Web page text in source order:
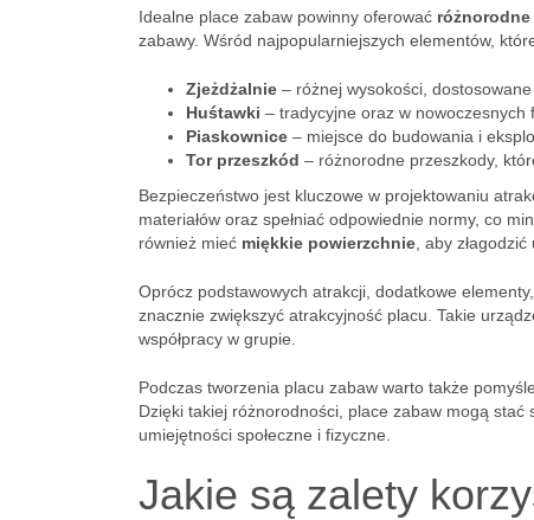
Idealne place zabaw powinny oferować
zabawy. Wśród najpopularniejszych elementów,
Zjeżdżalnie – różnej wysokości,
Huśtawki – tradycyjne oraz w nowoczesnych
Piaskownice – miejsce do budowania i
Tor przeszkód – różnorodne przeszkody,
Bezpieczeństwo jest kluczowe w projektowaniu
materiałów oraz spełniać odpowiednie normy, co
również mieć miękkie powierzchnie , aby złagodzić
Oprócz podstawowych atrakcji, dodatkowe
znacznie zwiększyć atrakcyjność placu. Takie
współpracy w grupie.
Podczas tworzenia placu zabaw warto także
Dzięki takiej różnorodności, place zabaw mogą
umiejętności społeczne i fizyczne.
Jakie są zalety